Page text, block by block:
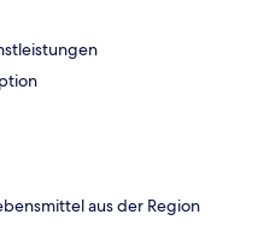
aus der Region